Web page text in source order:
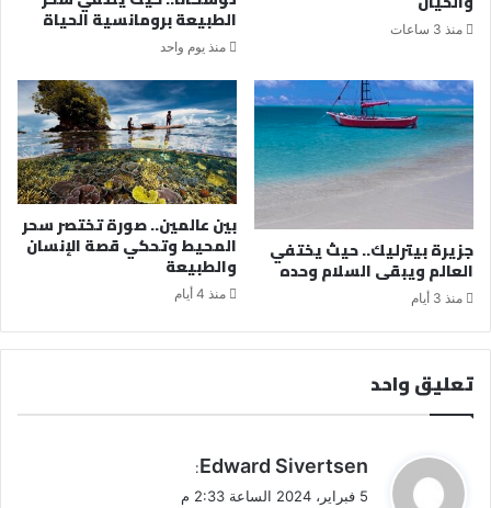
منذ 3 ساعات الطبيعة برومانسية الحياة
منذ يوم واحد
جزيرة بيترليك.. حيث يختفي
العالم ويبقى السلام وحده
منذ 3 أيام
بين عالمين.. صورة تختصر سحر
المحيط وتحكي قصة الإنسان
والطبيعة
منذ 4 أيام
تعليق واحد
يEdward Sivertsen
:
5 فبراير، 2024 الساعة 2:33 م